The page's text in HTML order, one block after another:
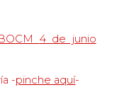
4 de junio
-pinche aquí-